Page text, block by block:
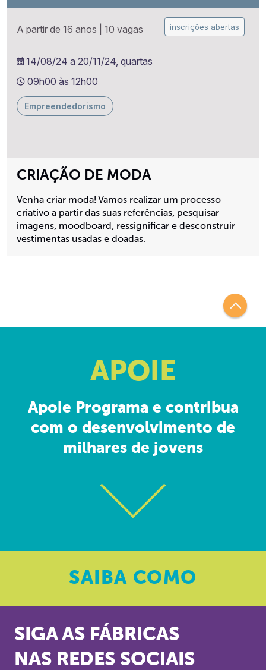
CRIAÇÃO DE MODA
Venha criar moda! Vamos realizar um processo
criativo a partir das suas referências, pesquisar
imagens, moodboard, ressignificar e desconstruir
vestimentas usadas e doadas.
A partir de 16 anos 10 vagas inscrições abertas
14/08/24 a 20/11/24, quartas
09h00 às 12h00
Empreendedorismo
APOIE
Apoie Programa e contribua
com o desenvolvimento de
milhares de jovens
SAIBA COMO
SIGA AS FÁBRICAS
NAS REDES SOCIAIS